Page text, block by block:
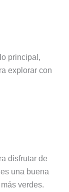
principal,
explorar con
disfrutar de
una buena
verdes.